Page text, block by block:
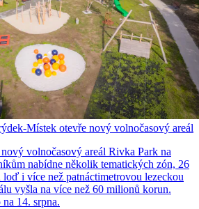
Místek otevře nový volnočasový areál
volnočasový areál Rivka Park na
nabídne několik tematických zón, 26
i více než patnáctimetrovou lezeckou
vyšla na více než 60 milionů korun.
14. srpna.